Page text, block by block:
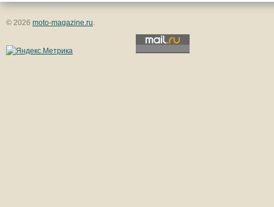
© 2026 moto-magazine.ru.